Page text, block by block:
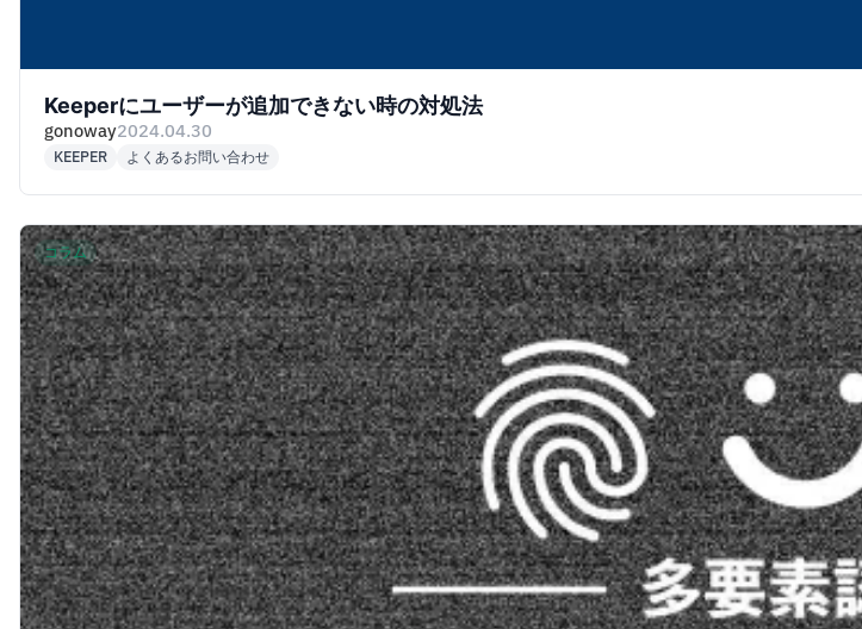
Keeperにユーザーが追加できない時の対処法
gonoway2024.04.30
KEEPER よくあるお問い合わせ
コラム